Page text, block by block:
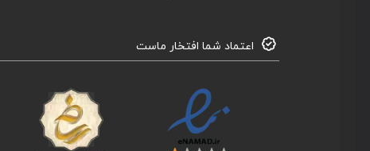
اعتماد شما افتخار ماست